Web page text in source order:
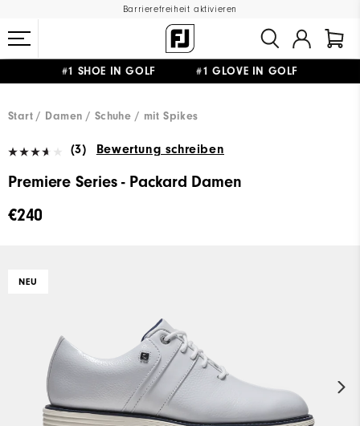
Barrierefreiheit aktivieren
#1 SHOE IN GOLF #1 GLOVE IN GOLF
Start
Damen Schuhe mit Spikes
(3) Bewertung schreiben
Premiere Series - Packard Damen
€240
NEU